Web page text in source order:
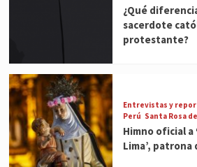
¿Qué
sacerdote
protestante?
Entrevistas y
Perú Santa Rosa
Himno oficial a
Lima’, patrona